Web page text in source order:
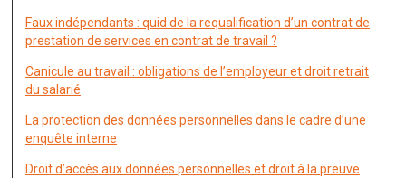
Faux indépendants : quid de la requalification d’un contrat de
prestation de services en contrat de travail ?
Canicule au travail : obligations de l’employeur et droit retrait
du salarié
La protection des données personnelles dans le cadre d’une
enquête interne
Droit d’accès aux données personnelles et droit à la preuve